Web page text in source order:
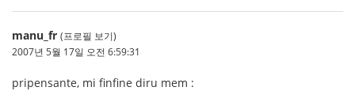
manu_fr (프로필 보기)
2007년 5월 17일 오전 6:59:31
pripensante, mi finfine diru mem :